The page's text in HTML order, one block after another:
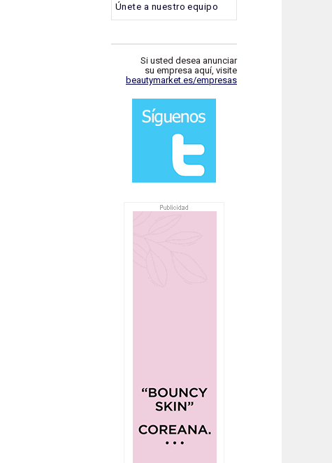
Únete a nuestro equipo
Si usted desea anunciar
su empresa aquí, visite
beautymarket.es/empresas